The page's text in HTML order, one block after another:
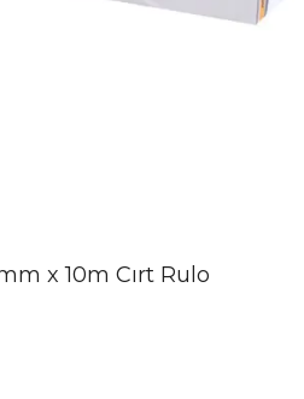
x 10m Cırt Rulo